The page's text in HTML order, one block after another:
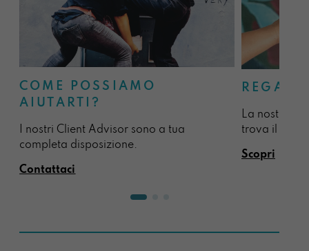
COME POSSIAMO
AIUTARTI?
I nostri Client Advisor sono a tua
completa disposizione.
Contattaci
La nostra
trova il
Scopri